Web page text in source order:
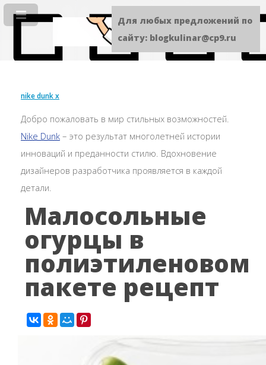
nike dunk x
Добро пожаловать в мир стильных возможностей.
Nike Dunk – это результат многолетней истории
инноваций и преданности стилю. Вдохновение
дизайнеров разработчика проявляется в каждой
детали.
Малосольные
огурцы в
полиэтиленовом
пакете рецепт
Для любых предложений по
сайту: blogkulinar@cp9.ru